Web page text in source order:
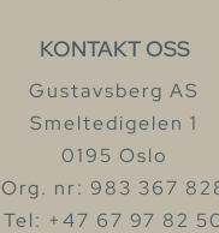
KONTAKT OSS
Gustavsberg AS
Smeltedigelen 1
0195 Oslo
Org. nr: 983 367
Tel: +47 67 97 82